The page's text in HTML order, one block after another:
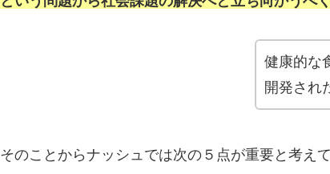
健康的な
開発され
そのことからナッシュでは次の５点が重要と考えて